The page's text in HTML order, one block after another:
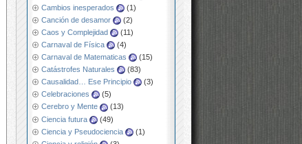
Cambios inesperados
(1)
Canción de desamor
(2)
Caos y Complejidad
(11)
Carnaval de Física
(4)
Carnaval de Matematicas
(15)
Catástrofes Naturales
(83)
Causalidad… Ese Principio
(3)
Celebraciones
(5)
Cerebro y Mente
(13)
Ciencia futura
(49)
Ciencia y Pseudociencia
(1)